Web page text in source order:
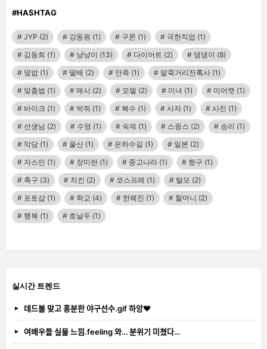
#HASHTAG
JYP (2) 강동원 (1) 구몬 (1) 극한직업 (1)
김동희 (1) 냥냥이 (13) 다이어트 (2) 댕댕이 (8)
덮밥 (1) 딸배 (2) 만족 (1) 말죽거리잔혹사 (1)
맞춤법 (1) 메시 (2) 모델 (2) 미녀 (1) 미어캣 (1)
바이크 (1) 박쥐 (1) 복수 (1) 사자 (1) 사진 (1)
선생님 (2) 수영 (1) 숙제 (1) 스윙스 (2) 승리 (1)
악당 (1) 울산 (1) 은하수길 (1) 일본 (2)
자스민 (1) 장미란 (1) 중고나라 (1) 짱구 (1)
축구 (3) 치킨 (2) 코스프레 (1) 탈모 (2)
포토샵 (1) 학교 (4) 한혜진 (1) 할머니 (2)
행복 (1) 호날두 (1)
실시간 트렌드
데드볼 맞고 흥분한 야구선수.gif 하앙❤️
여배우들 실물 느낌.feeling 와… 분위기 미쳤다…